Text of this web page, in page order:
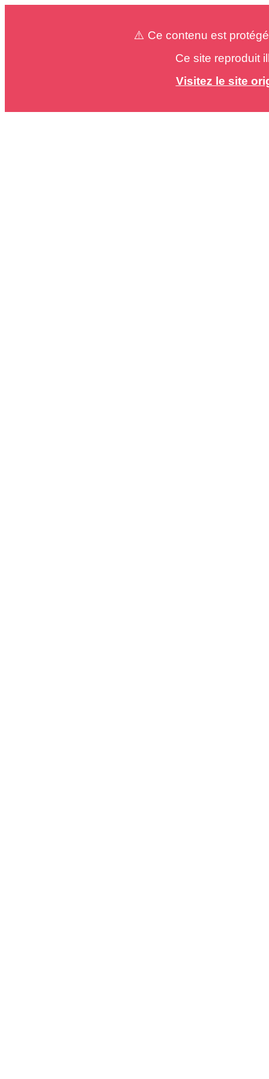
⚠️ Ce contenu est
Ce site reproduit
Visitez le site